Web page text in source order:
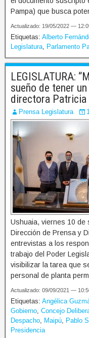
Pampa) que busca
Actualizado: 19/05/2022 —
Etiquetas: Alberto
Legislatura
Parlamento
LEGISLATURA:
sueño de tener
directora Patricia
Prensa Legislatura
Ushuaia, viernes 10 de
Dirección de Prensa y
entrevistas a los
trabajo del Poder
visibilizar la tarea que
personal de planta
Actualizado: 09/09/2021 —
Etiquetas: Angélica
Gobierno Concejo
Despacho
Maipú Pablo
Presidencia